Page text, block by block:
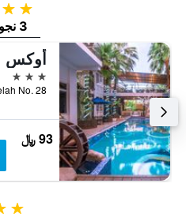
3 نجوم
3 نجوم
3 نجوم
93 ﷼
2 نجمتين